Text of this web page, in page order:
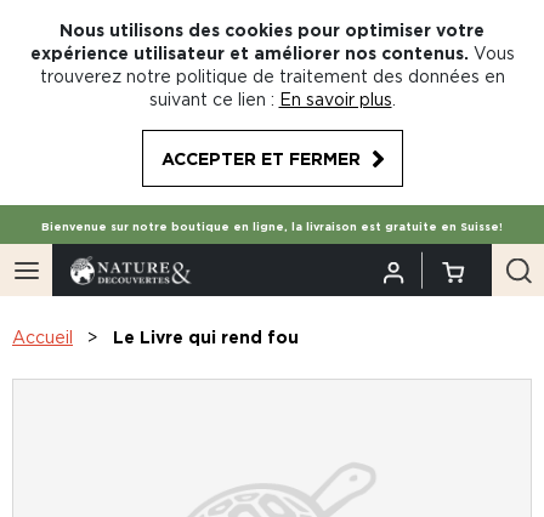
Nous utilisons des cookies pour optimiser votre
expérience utilisateur et améliorer nos contenus. Vous
trouverez notre politique de traitement des données en
suivant ce lien : En savoir plus
ACCEPTER ET FERMER
Bienvenue sur notre boutique en ligne, la livraison est gratuite en Suisse!
Accueil Le Livre qui rend fou